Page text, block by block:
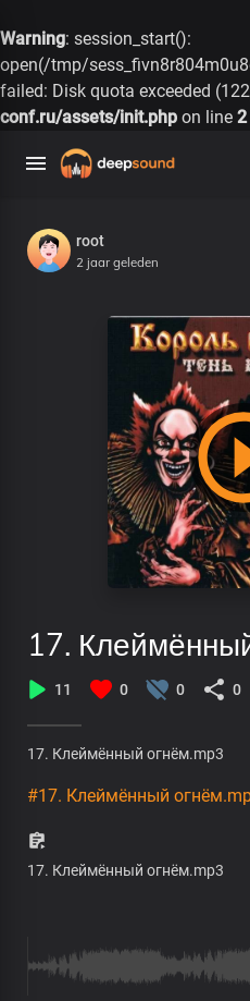
Warning: session_start():
open(/tmp/
failed: Disk quota exceeded
conf.ru/assets/init.php on line 2
root
2 jaar geleden
17.
11 0 0 0
17. Клеймённый огнём.mp3
#17. Клеймённый
17. Клеймённый огнём.mp3